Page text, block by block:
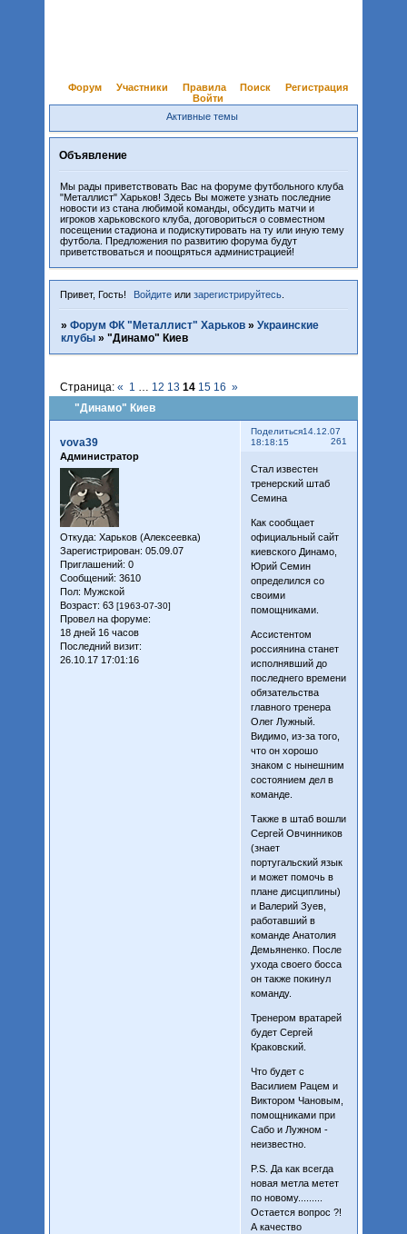
Форум Участники Правила Поиск
Регистрация
Войти
Активные темы
Объявление
Мы рады приветствовать Вас на форуме футбольного клуба
"Металлист" Харьков! Здесь Вы можете узнать последние
новости из стана любимой команды, обсудить матчи и
игроков харьковского клуба, договориться о совместном
посещении стадиона и подискутировать на ту или иную тему
футбола. Предложения по развитию форума будут
приветствоваться и поощряться администрацией!
Привет, Гость! Войдите илизарегистрируйтесь
» Форум ФК "Металлист" Харьков » Украинские
клубы » "Динамо" Киев
"Динамо" Киев
Страница: « 1 … 12 13 14 15 16 »
Поделиться
261
14.12.07
18:18:15
vova39
Администратор
Откуда: Харьков (Алексеевка)
Зарегистрирован: 05.09.07
Приглашений: 0
Сообщений: 3610
Пол: Мужской
Возраст: 63 [1963-07-30]
Провел на форуме:
18 дней 16 часов
Последний визит:
26.10.17 17:01:16
Стал известен
тренерский штаб
Семина
Как сообщает
официальный сайт
киевского Динамо,
Юрий Семин
определился со
своими
помощниками.
Ассистентом
россиянина станет
исполнявший до
последнего времени
обязательства
главного тренера
Олег Лужный.
Видимо, из-за того,
что он хорошо
знаком с нынешним
состоянием дел в
команде.
Также в штаб вошли
Сергей Овчинников
(знает
португальский язык
и может помочь в
плане дисциплины)
и Валерий Зуев,
работавший в
команде Анатолия
Демьяненко. После
ухода своего босса
он также покинул
команду.
Тренером вратарей
будет Сергей
Краковский.
Что будет с
Василием Рацем и
Виктором Чановым,
помощниками при
Сабо и Лужном -
неизвестно.
P.S. Да как всегда
новая метла метет
по новому.........
Остается вопрос ?!
А качество